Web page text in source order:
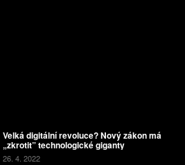
Velká digitální revoluce? Nový zákon má
„zkrotit” technologické giganty
26. 4. 2022